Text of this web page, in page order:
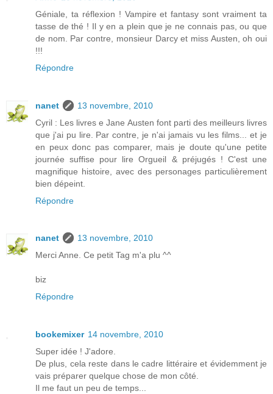
Géniale, ta réflexion ! Vampire et fantasy sont vraiment ta
tasse de thé ! Il y en a plein que je ne connais pas, ou que
de nom. Par contre, monsieur Darcy et miss Austen, oh oui
!!!
Répondre
nanet
13 novembre, 2010
Cyril : Les livres e Jane Austen font parti des meilleurs livres
que j'ai pu lire. Par contre, je n'ai jamais vu les films... et je
en peux donc pas comparer, mais je doute qu'une petite
journée suffise pour lire Orgueil & préjugés ! C'est une
magnifique histoire, avec des personages particulièrement
bien dépeint.
Répondre
nanet
13 novembre, 2010
Merci Anne. Ce petit Tag m'a plu ^^
biz
Répondre
bookemixer 14 novembre, 2010
Super idée ! J'adore.
De plus, cela reste dans le cadre littéraire et évidemment je
vais préparer quelque chose de mon côté.
Il me faut un peu de temps...